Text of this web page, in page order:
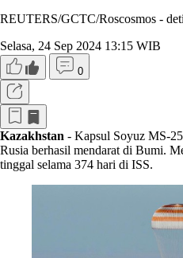
REUTERS/GCTC/Roscosmos -
Selasa, 24 Sep 2024 13:15 WIB
0
Kazakhstan - Kapsul Soyuz MS-
Rusia berhasil mendarat di Bumi.
tinggal selama 374 hari di ISS.